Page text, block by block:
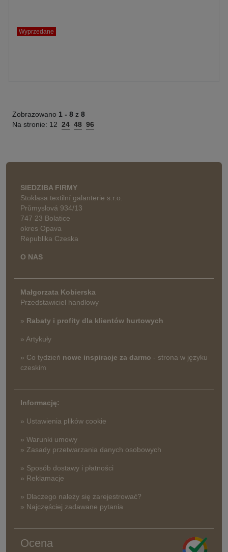
Wyprzedane
Zobrazowano 1 - 8 z 8
Na stronie: 12 24 48 96
SIEDZIBA FIRMY
Stoklasa textilní galanterie s.r.o.
Průmyslová 934/13
747 23 Bolatice
okres Opava
Republika Czeska
O NAS
Małgorzata Kobierska
Przedstawiciel handlowy
» Rabaty i profity dla klientów hurtowych
» Artykuły
» Co tydzień nowe inspiracje za darmo - strona w języku
czeskim
Informację:
» Ustawienia plików cookie
» Warunki umowy
» Zasady przetwarzania danych osobowych
» Sposób dostawy i płatności
» Reklamacje
» Dlaczego należy się zarejestrować?
» Najczęściej zadawane pytania
Ocena